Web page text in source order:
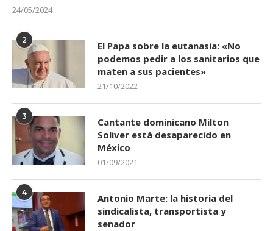
24/05/2024
2
El Papa sobre la eutanasia: «No
podemos pedir a los sanitarios que
maten a sus pacientes»
21/10/2022
3
Cantante dominicano Milton
Soliver está desaparecido en
México
01/09/2021
4
Antonio Marte: la historia del
sindicalista, transportista y
senador